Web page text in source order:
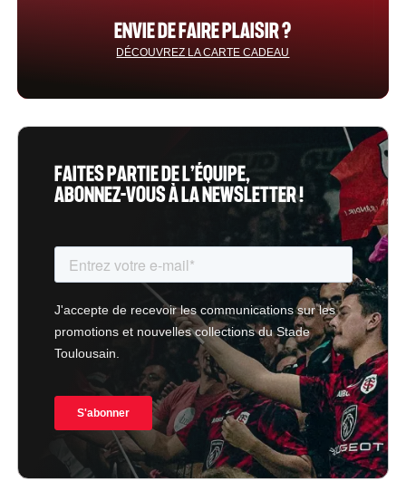
ENVIE DE FAIRE PLAISIR ?
DÉCOUVREZ LA CARTE CADEAU
FAITES PARTIE DE L’ÉQUIPE,
ABONNEZ-VOUS À LA NEWSLETTER !